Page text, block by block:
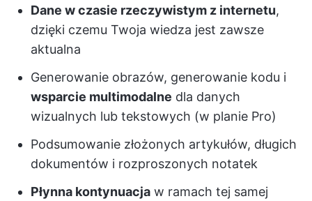
Dane w czasie rzeczywistym z internetu,
dzięki czemu Twoja wiedza jest zawsze
aktualna
Generowanie obrazów, generowanie kodu i
wsparcie multimodalne dla danych
wizualnych lub tekstowych (w planie Pro)
Podsumowanie złożonych artykułów, długich
dokumentów i rozproszonych notatek
Płynna kontynuacja w ramach tej samej